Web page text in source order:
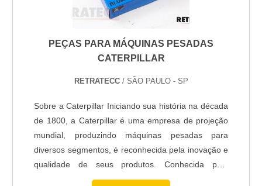
PEÇAS PARA MÁQUINAS PESADAS
CATERPILLAR
RETRATECC / SÃO PAULO - SP
Sobre a Caterpillar Iniciando sua história na década
de 1800, a Caterpillar é uma empresa de projeção
mundial, produzindo máquinas pesadas para
diversos segmentos, é reconhecida pela inovação e
qualidade de seus produtos. Conhecida pela
tradição na fabricação de maquinário e veículos